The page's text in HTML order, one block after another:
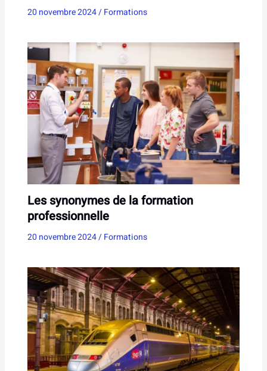
20 novembre 2024/Formations
Les synonymes de la formation
professionnelle
20 novembre 2024/Formations